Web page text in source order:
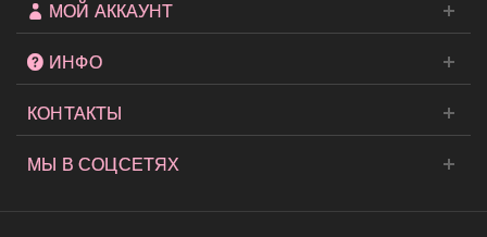
МОЙ АККАУНТ
ИНФО
КОНТАКТЫ
МЫ В СОЦСЕТЯХ